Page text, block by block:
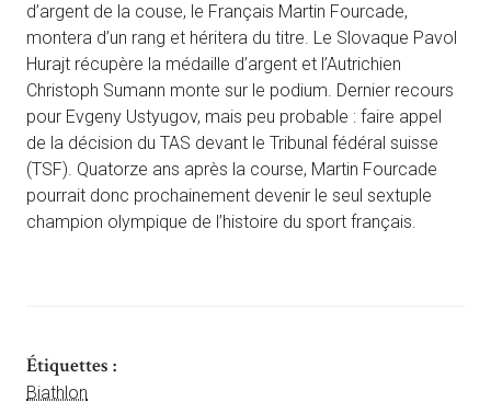
d’argent de la couse, le Français Martin Fourcade,
montera d’un rang et héritera du titre. Le Slovaque Pavol
Hurajt récupère la médaille d’argent et l’Autrichien
Christoph Sumann monte sur le podium. Dernier recours
pour Evgeny Ustyugov, mais peu probable : faire appel
de la décision du TAS devant le Tribunal fédéral suisse
(TSF). Quatorze ans après la course, Martin Fourcade
pourrait donc prochainement devenir le seul sextuple
champion olympique de l’histoire du sport français.
Étiquettes :
Biathlon